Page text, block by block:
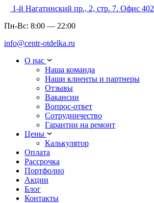
1-й Нагатинский пр., 2, стр. 7. Офис 402
Пн-Вс: 8:00 — 22:00
info@centr-otdelka.ru
О нас
Наша команда
Наши клиенты и партнеры
Отзывы
Вакансии
Вопрос-ответ
Сотрудничество
Гарантии на ремонт
Цены
Калькулятор
Оплата
Рассрочка
Портфолио
Акции
Блог
Контакты